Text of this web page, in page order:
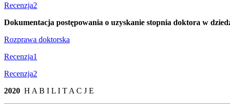
Recenzja2
Dokumentacja postępowania o uzyskanie stopnia doktora w
Rozprawa doktorska
Recenzja1
Recenzja2
2020 H A B I L I T A C J E